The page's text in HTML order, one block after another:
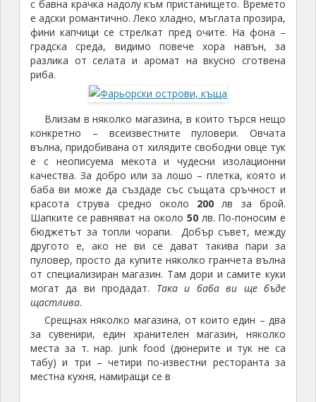
с бавна крачка надолу към пристанището. Времето
е адски романтично. Леко хладно, мъглата прозира,
фини капчици се стрелкат пред очите. На фона –
градска среда, видимо повече хора навън, за
разлика от селата и аромат на вкусно сготвена
риба.
Влизам в няколко магазина, в които търся нещо
конкретно – всеизвестните пуловери. Овчата
вълна, придобивана от хилядите свободни овце тук
е с неописуема мекота и чудесни изолационни
качества. За добро или за лошо – плетка, която и
баба ви може да създаде със същата сръчност и
красота струва средно около 200 лв за брой.
Шапките се равняват на около 50 лв. По-поносим е
бюджетът за топли чорапи. Добър съвет, между
другото е, ако не ви се дават такива пари за
пуловер, просто да купите няколко гранчета вълна
от специализиран магазин. Там дори и самите куки
могат да ви продадат. Така и баба ви ще бъде
щастлива.
Срещнах няколко магазина, от които един – два
за сувенири, един хранителен магазин, няколко
места за т. нар. junk food (дюнерите и тук не са
табу) и три – четири по-известни ресторанта за
местна кухня, намиращи се в